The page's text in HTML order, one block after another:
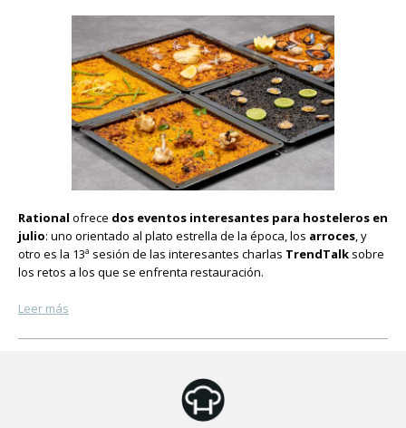
Rational ofrece dos eventos interesantes para hosteleros en
julio: uno orientado al plato estrella de la época, los arroces, y
otro es la 13ª sesión de las interesantes charlas TrendTalk sobre
los retos a los que se enfrenta restauración.
Leer más